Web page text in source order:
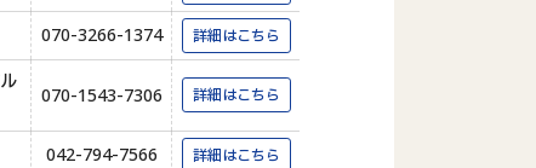
070-3266-1374 詳細はこちら
070-1543-7306 詳細はこちら
042-794-7566 詳細はこちら